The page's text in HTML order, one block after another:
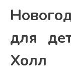
для
Холл